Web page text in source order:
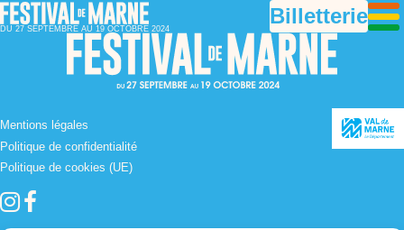
DU 27 SEPTEMBRE AU 19 OCTOBRE 2024
Billetterie
Mentions légales
Politique de confidentialité
Politique de cookies (UE)